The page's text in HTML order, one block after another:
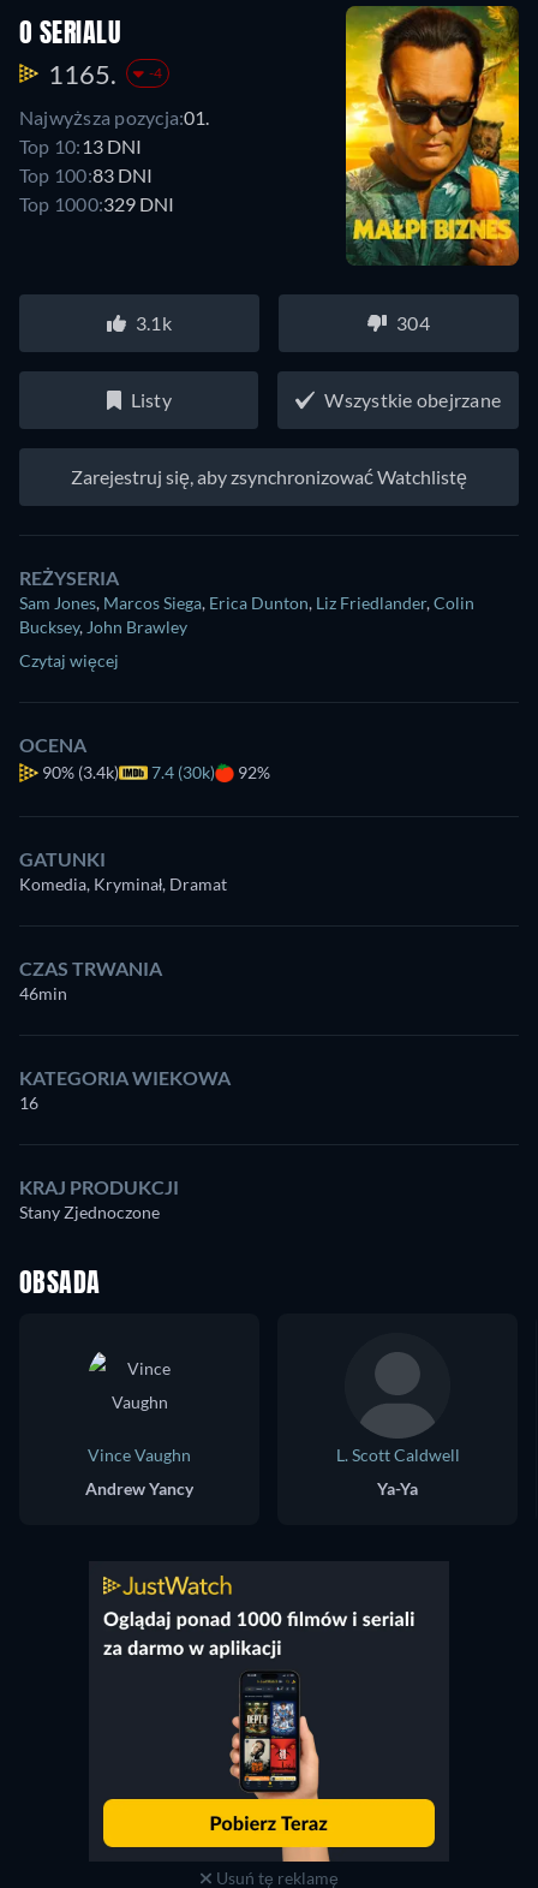
O SERIALU
1165. -4
Najwyższa pozycja:01.
Top 10: 13 DNI
Top 100:83 DNI
Top 1000:329 DNI
3.1k 304
Listy Wszystkie obejrzane
Zarejestruj się, aby zsynchronizować Watchlistę
REŻYSERIA
Sam Jones, Marcos Siega, Erica Dunton, Liz Friedlander,Colin
Bucksey, John Brawley
Czytaj więcej
OCENA
90% (3.4k) 7.4 (30k) 92%
GATUNKI
Komedia, Kryminał, Dramat
CZAS TRWANIA
46min
KATEGORIA WIEKOWA
16
KRAJ PRODUKCJI
Stany Zjednoczone
OBSADA
Vince Vaughn
Andrew Yancy
L. Scott Caldwell
Ya-Ya
Usuń tę reklamę